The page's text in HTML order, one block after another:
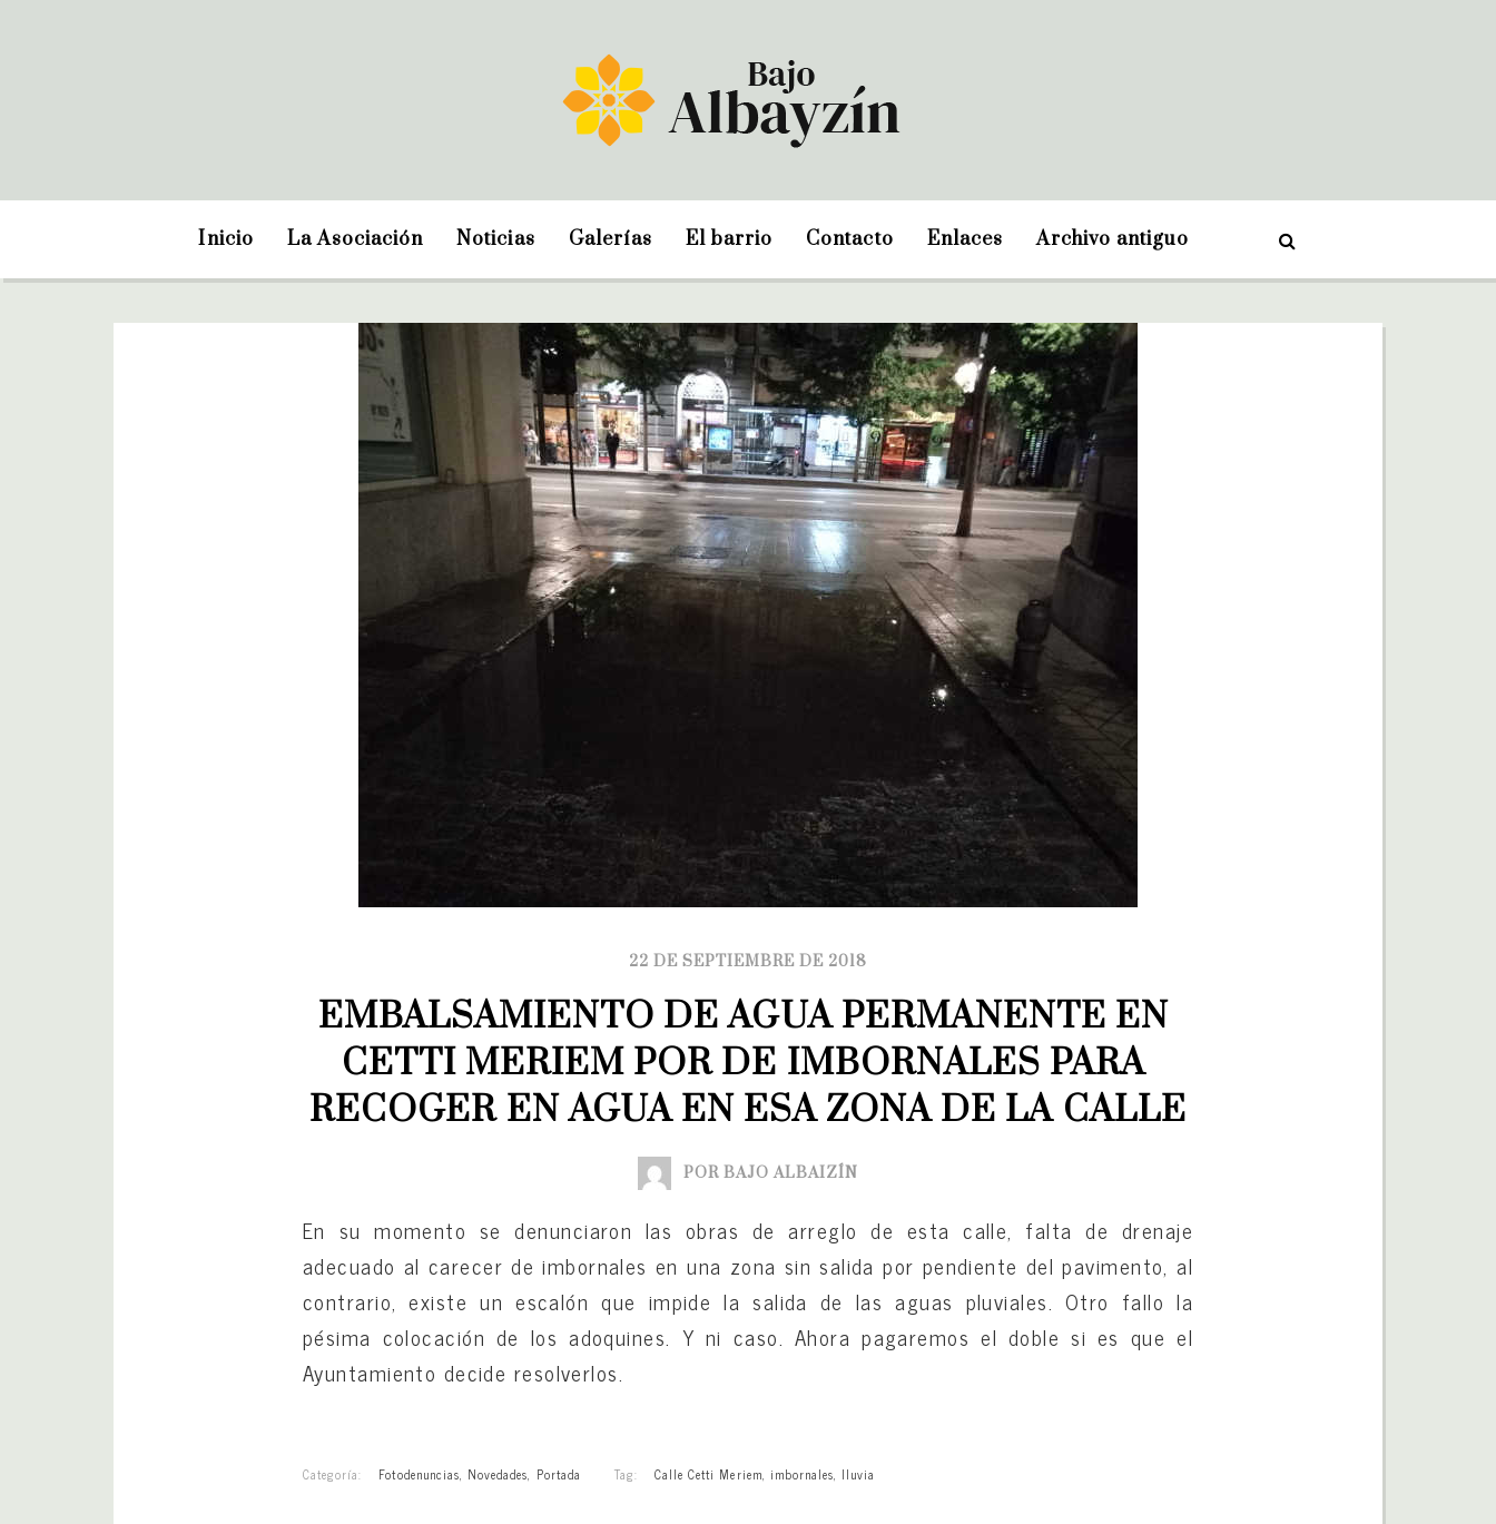
Inicio La Asociación Noticias Galerías El barrio Contacto Enlaces Archivo antiguo
22 DE SEPTIEMBRE DE 2018
EMBALSAMIENTO DE AGUA PERMANENTE EN
CETTI MERIEM POR DE IMBORNALES PARA
RECOGER EN AGUA EN ESA ZONA DE LA CALLE
POR BAJO ALBAIZÍN
En su momento se denunciaron las obras de arreglo de esta calle, falta de drenaje
adecuado al carecer de imbornales en una zona sin salida por pendiente del pavimento, al
contrario, existe un escalón que impide la salida de las aguas pluviales. Otro fallo la
pésima colocación de los adoquines. Y ni caso. Ahora pagaremos el doble si es que el
Ayuntamiento decide resolverlos.
Categoría: Fotodenuncias, Novedades, Portada Tag: Calle Cetti Meriem, imbornales, lluvia